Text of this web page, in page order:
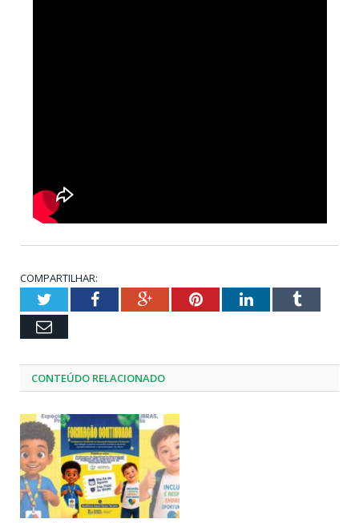
COMPARTILHAR:
TwitterFacebookGoogle+PinterestLinkedInTumblr
Email
CONTEÚDO RELACIONADO